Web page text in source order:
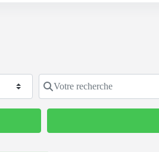
Votre recherche